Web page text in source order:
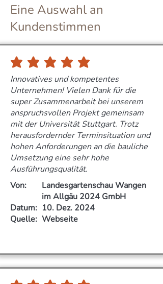
Eine Auswahl an
Kundenstimmen
durchschnittliches Rating ist 5 von 5
Innovatives und kompetentes
Unternehmen! Vielen Dank für die
super Zusammenarbeit bei unserem
anspruchsvollen Projekt gemeinsam
mit der Universität Stuttgart. Trotz
herausfordernder Terminsituation und
hohen Anforderungen an die bauliche
Umsetzung eine sehr hohe
Ausführungsqualität.
Von:
Landesgartenschau Wangen
im Allgäu 2024 GmbH
Datum: 10. Dez. 2024
Quelle: Webseite